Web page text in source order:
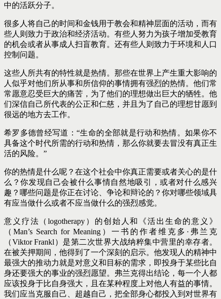
中的活跃分子。
很多人将自己的时间和金钱用于教会和精神层面的活动，而有
些人则致力于政治和经济活动。有些人努力为孩子增加受教育
的机会或者从事成人扫盲教育。还有些人则致力于环境和人口
控制问题。
这些人所共有的特性就是热情。那些在世界上产生重大影响的
人似乎对他们所从事和所信仰的事情拥有强烈的热情。他们常
常愿意忍受巨大的痛苦，为了他们的理想做出巨大的牺牲。他
们深信自己所代表的公正和仁慈，并且为了自己的理想甘愿到
很远的地方去工作。
希罗多德曾经写道：“生命的全部就是行动和热情。如果你不
具备这个时代所需的行动和热情，那么你就要去冒没有真正生
活的风险。”
你的热情是什么呢？在这个社会中你真正需要或者关心的是什
么？你发现自己会被什么事情自然地吸引，或者对什么感兴
趣？哪些问题是你正在讨论、争论和辩论的？你对哪些领域具
有应当做什么或者不应当做什么的强烈感觉。
意义疗法（logotherapy）的创始人和《活出生命的意义》
（Man’s Search for Meaning）一书的作者维克多·弗兰克
（Viktor Frankl）是第二次世界大战纳粹集中营里的幸存者。
在被关押期间，他得到了一个深刻的启示。他发现人的精神中
最强大的推动力就是对意义和目标的需求，即投身于某些比自
身还要强大的事业的强烈愿望。弗兰克得出结论，每一个人都
应该投身于比自身强大，且在某种程度上对他人有益的事情。
我们应当克服自己、超越自己，把全部身心都投入到对世界有